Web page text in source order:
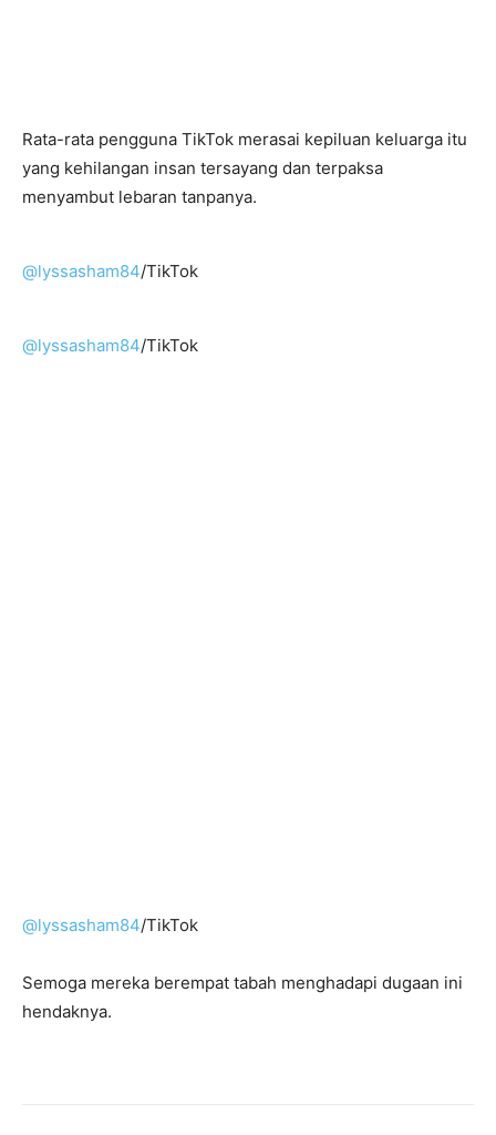
Rata-rata pengguna TikTok merasai kepiluan keluarga itu
yang kehilangan insan tersayang dan terpaksa
menyambut lebaran tanpanya.
@lyssasham84/TikTok
@lyssasham84/TikTok
@lyssasham84/TikTok
Semoga mereka berempat tabah menghadapi dugaan ini
hendaknya.